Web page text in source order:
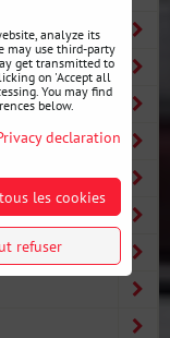
analyze its
may use third-party
get transmitted to
on 'Accept all
You may find
below.
declaration
les cookies
refuser